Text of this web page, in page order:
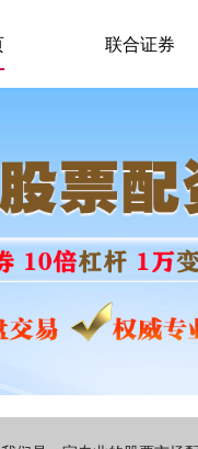
联合证券